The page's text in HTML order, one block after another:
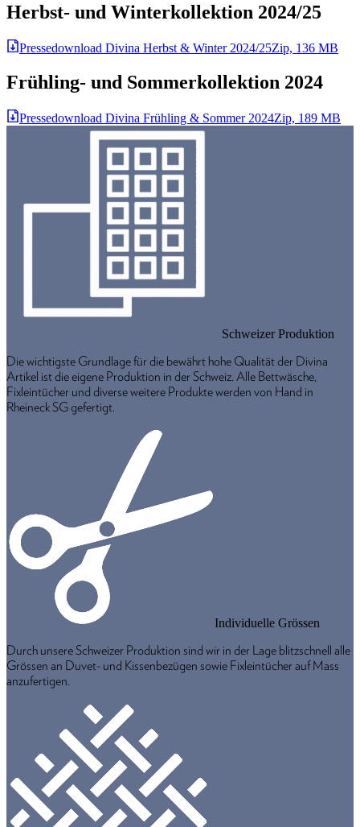
Herbst- und Winterkollektion 2024/25
Pressedownload Divina Herbst & Winter 2024/25Zip, 136 MB
Frühling- und Sommerkollektion 2024
Pressedownload Divina Frühling & Sommer 2024Zip, 189 MB
Schweizer Produktion
Die wichtigste Grundlage für die bewährt hohe Qualität der Divina
Artikel ist die eigene Produktion in der Schweiz. Alle Bettwäsche,
Fixleintücher und diverse weitere Produkte werden von Hand in
Rheineck SG gefertigt.
Individuelle Grössen
Durch unsere Schweizer Produktion sind wir in der Lage blitzschnell alle
Grössen an Duvet- und Kissenbezügen sowie Fixleintücher auf Mass
anzufertigen.